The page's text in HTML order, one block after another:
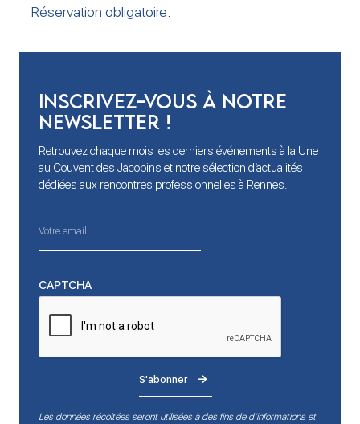
Réservation obligatoire
Inscrivez-vous à notre
newsletter !
Retrouvez chaque mois les derniers événements à la Une
au Couvent des Jacobins et notre sélection d’actualités
dédiées aux rencontres professionnelles à Rennes.
CAPTCHA
S'abonner
Les données récoltées seront utilisées à des fins de d’informations et